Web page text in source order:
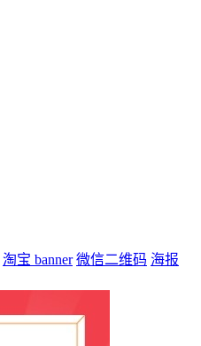
淘宝 banner 微信二维码 海报